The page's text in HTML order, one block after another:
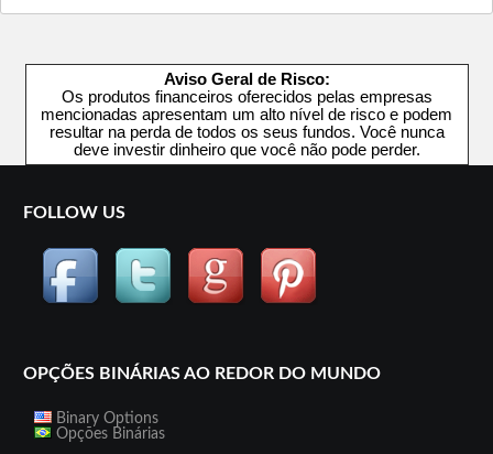
Aviso Geral de Risco:
Os produtos financeiros oferecidos pelas empresas
mencionadas apresentam um alto nível de risco e podem
resultar na perda de todos os seus fundos. Você nunca
deve investir dinheiro que você não pode perder.
FOLLOW US
OPÇÕES BINÁRIAS AO REDOR DO MUNDO
Binary Options
Opções Binárias